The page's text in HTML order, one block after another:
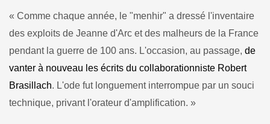
« Comme chaque année, le "menhir" a dressé l'inventaire
des exploits de Jeanne d'Arc et des malheurs de la France
pendant la guerre de 100 ans. L'occasion, au passage, de
vanter à nouveau les écrits du collaborationniste Robert
Brasillach. L'ode fut longuement interrompue par un souci
technique, privant l'orateur d'amplification. »